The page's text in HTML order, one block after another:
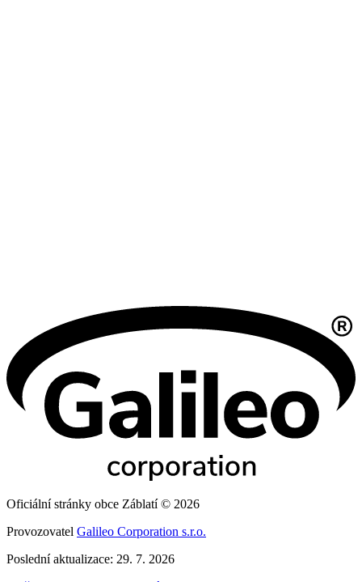
Oficiální stránky obce Záblatí © 2026
Provozovatel Galileo Corporation s.r.o.
Poslední aktualizace: 29. 7. 2026